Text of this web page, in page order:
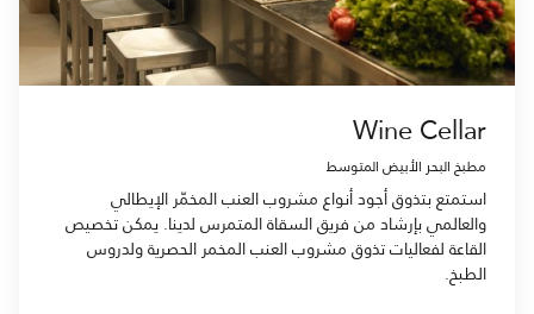
Wine Cellar
مطبخ البحر الأبيض المتوسط
استمتع بتذوق أجود أنواع مشروب العنب المخمّر الإيطالي
والعالمي بإرشاد من فريق السقاة المتمرس لدينا. يمكن تخصيص
القاعة لفعاليات تذوق مشروب العنب المخمر الحصرية ولدروس
الطبخ.